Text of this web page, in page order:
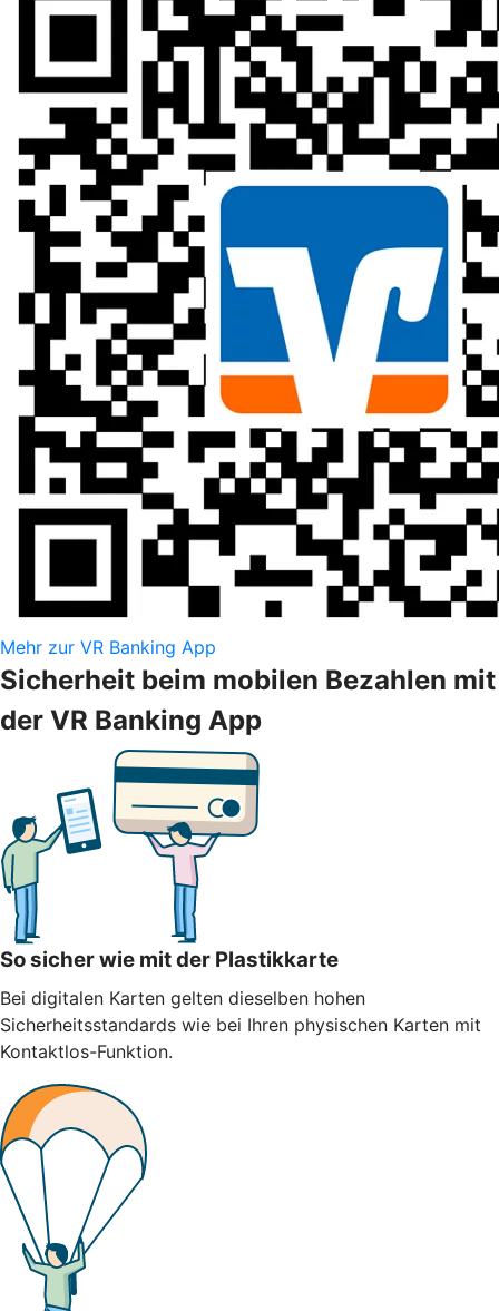
Mehr zur VR Banking App
Sicherheit beim mobilen Bezahlen mit
der VR Banking App
So sicher wie mit der Plastikkarte
Bei digitalen Karten gelten dieselben hohen
Sicherheitsstandards wie bei Ihren physischen Karten mit
Kontaktlos-Funktion.